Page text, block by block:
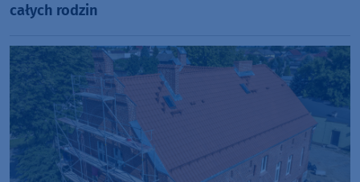
całych rodzin